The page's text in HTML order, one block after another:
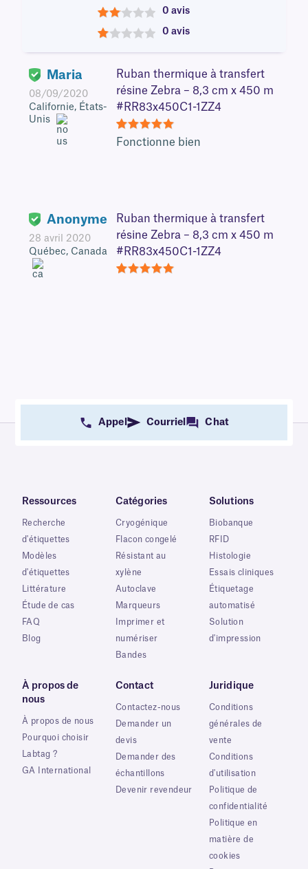
3
2
0 avis
0 avis
Maria
08/09/2020
Californie, États-
Unis
Ruban thermique à transfert
résine Zebra – 8,3 cm x 450 m
#RR83x450C1-1ZZ4
5Fonctionne bien
Anonyme
28 avril 2020
Québec, Canada
Ruban thermique à transfert
résine Zebra – 8,3 cm x 450 m
#RR83x450C1-1ZZ4
Appel Courriel Chat
Ressources
Recherche
d'étiquettes
Modèles
d'étiquettes
Littérature
Étude de cas
FAQ
Blog
Catégories
Cryogénique
Flacon congelé
Résistant au
xylène
Autoclave
Marqueurs
Imprimer et
numériser
Bandes
Solutions
Biobanque
RFID
Histologie
Essais cliniques
Étiquetage
automatisé
Solution
d'impression
À propos de
nous
À propos de nous
Pourquoi choisir
Labtag ?
GA International
Contact
Contactez-nous
Demander un
devis
Demander des
échantillons
Devenir revendeur
Juridique
Conditions
générales de
vente
Conditions
d'utilisation
Politique de
confidentialité
Politique en
matière de
cookies